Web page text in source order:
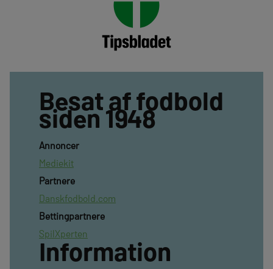
Besat af fodbold
siden 1948
Annoncer
Mediekit
Partnere
Danskfodbold.com
Bettingpartnere
SpilXperten
Information